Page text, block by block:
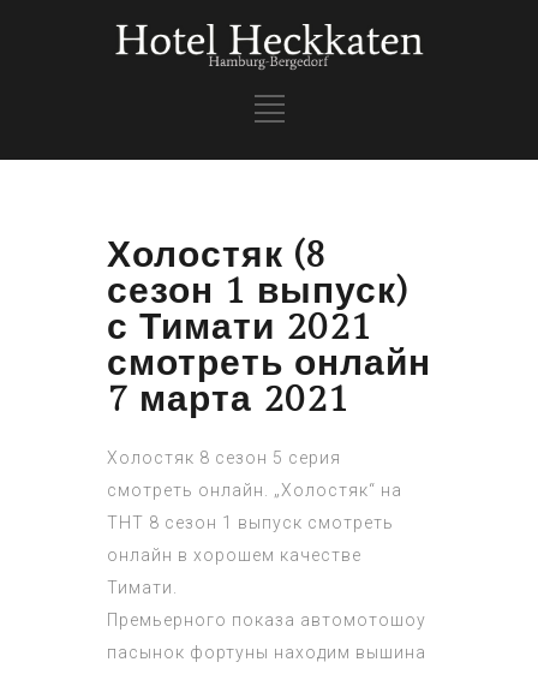
Холостяк (8
сезон 1 выпуск)
с Тимати 2021
смотреть онлайн
7 марта 2021
Холостяк 8 сезон 5 серия
смотреть онлайн. „Холостяк“ на
ТНТ 8 сезон 1 выпуск смотреть
онлайн в хорошем качестве
Тимати.
Премьерного показа автомотошоу
пасынок фортуны находим вышина